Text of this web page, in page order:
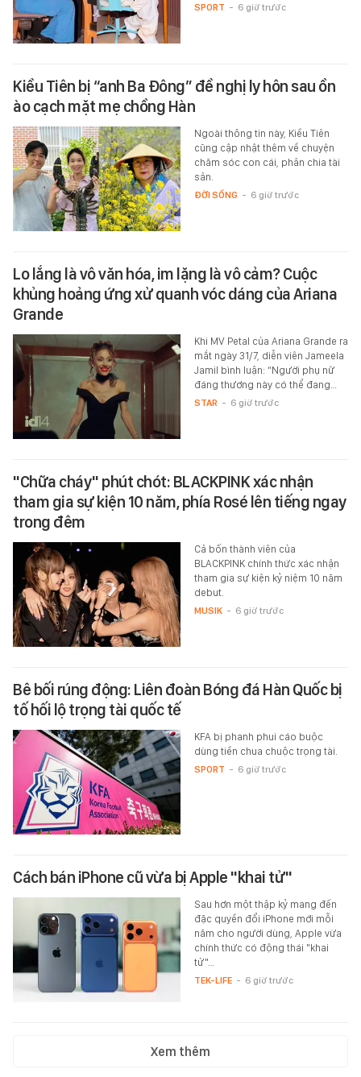
SPORT - 6 giờ trước
Kiều Tiên bị “anh Ba Đông” đề nghị ly hôn sau ồn
ào cạch mặt mẹ chồng Hàn
Ngoài thông tin này, Kiều Tiên
cũng cập nhật thêm về chuyện
chăm sóc con cái, phân chia tài
sản.
ĐỜI SỐNG - 6 giờ trước
Lo lắng là vô văn hóa, im lặng là vô cảm? Cuộc
khủng hoảng ứng xử quanh vóc dáng của Ariana
Grande
Khi MV Petal của Ariana Grande ra
mắt ngày 31/7, diễn viên Jameela
Jamil bình luận: “Người phụ nữ
đáng thương này có thể đang…
STAR - 6 giờ trước
"Chữa cháy" phút chót: BLACKPINK xác nhận
tham gia sự kiện 10 năm, phía Rosé lên tiếng ngay
trong đêm
Cả bốn thành viên của
BLACKPINK chính thức xác nhận
tham gia sự kiện kỷ niệm 10 năm
debut.
MUSIK - 6 giờ trước
Bê bối rúng động: Liên đoàn Bóng đá Hàn Quốc bị
tố hối lộ trọng tài quốc tế
KFA bị phanh phui cáo buộc
dùng tiền chua chuộc trọng tài.
SPORT - 6 giờ trước
Cách bán iPhone cũ vừa bị Apple "khai tử"
Sau hơn một thập kỷ mang đến
đặc quyền đổi iPhone mới mỗi
năm cho người dùng, Apple vừa
chính thức có động thái "khai
tử"…
TEK-LIFE - 6 giờ trước
Xem thêm